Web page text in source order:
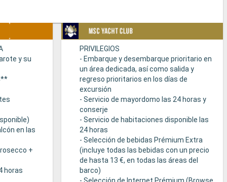
y su
en las
+
horas
PRIVILEGIOS
- Embarque y desembarque prioritario en
un área dedicada, así como salida y
regreso prioritarios en los días de
excursión
- Servicio de mayordomo las 24 horas y
conserje
- Servicio de habitaciones disponible las
24 horas
- Selección de bebidas Prémium Extra
(incluye todas las bebidas con un precio
de hasta 13 €, en todas las áreas del
barco)
- Selección de Internet Prémium (Browse